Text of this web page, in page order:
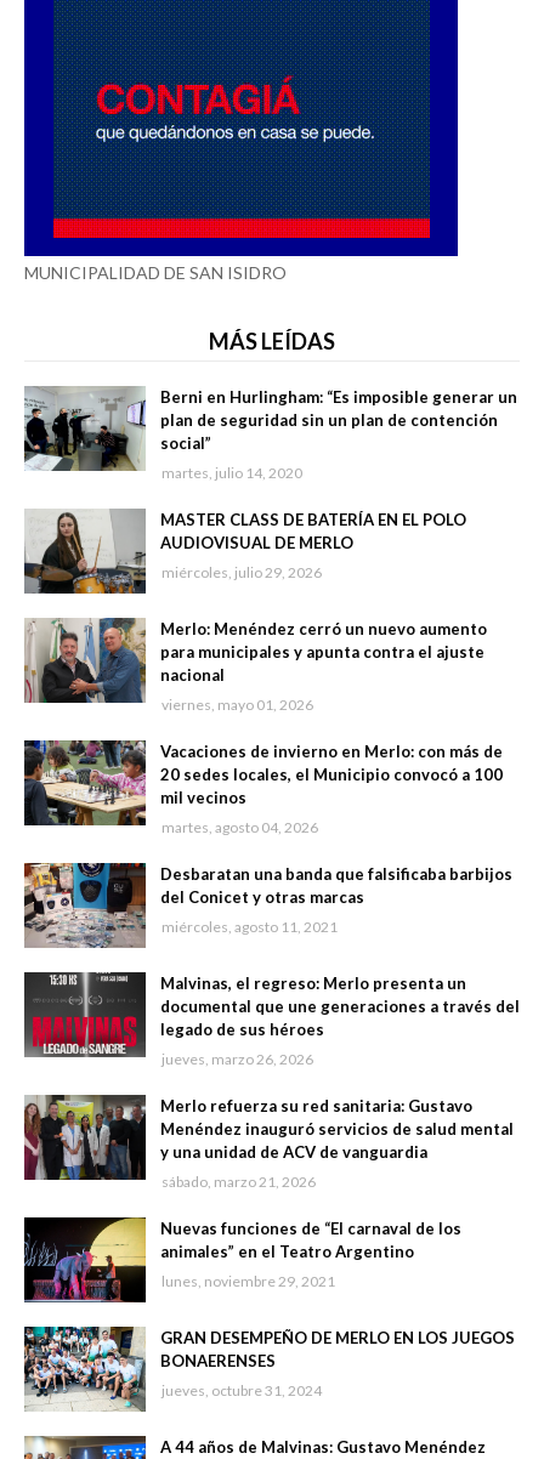
MUNICIPALIDAD DE SAN ISIDRO
MÁS LEÍDAS
Berni en Hurlingham: “Es imposible generar un
plan de seguridad sin un plan de contención
social”
martes, julio 14, 2020
MASTER CLASS DE BATERÍA EN EL POLO
AUDIOVISUAL DE MERLO
miércoles, julio 29, 2026
Merlo: Menéndez cerró un nuevo aumento
para municipales y apunta contra el ajuste
nacional
viernes, mayo 01, 2026
Vacaciones de invierno en Merlo: con más de
20 sedes locales, el Municipio convocó a 100
mil vecinos
martes, agosto 04, 2026
Desbaratan una banda que falsificaba barbijos
del Conicet y otras marcas
miércoles, agosto 11, 2021
Malvinas, el regreso: Merlo presenta un
documental que une generaciones a través del
legado de sus héroes
jueves, marzo 26, 2026
Merlo refuerza su red sanitaria: Gustavo
Menéndez inauguró servicios de salud mental
y una unidad de ACV de vanguardia
sábado, marzo 21, 2026
Nuevas funciones de “El carnaval de los
animales” en el Teatro Argentino
lunes, noviembre 29, 2021
GRAN DESEMPEÑO DE MERLO EN LOS JUEGOS
BONAERENSES
jueves, octubre 31, 2024
A 44 años de Malvinas: Gustavo Menéndez